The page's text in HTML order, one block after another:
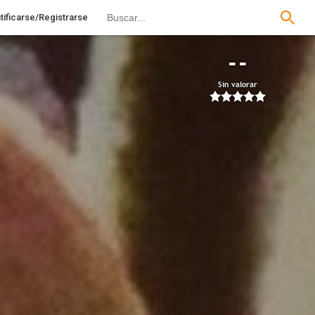
Registrarse
--
Sin valorar